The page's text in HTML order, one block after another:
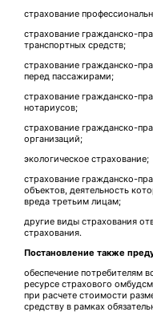
страхование
страхование гражданско-
транспортных средств;
страхование гражданско-
перед пассажирами;
страхование гражданско-
нотариусов;
страхование гражданско-
организаций;
экологическое страхование;
страхование гражданско-
объектов, деятельность
вреда третьим лицам;
другие виды страхования
страхования.
Постановление также
обеспечение потребителям
ресурсе страхового
при расчете стоимости
средству в рамках